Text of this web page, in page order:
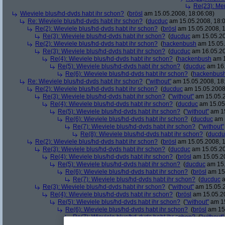
Re(23):
Wieviele blus/hd-dvds habt ihr schon? (brösl am 15.05.2008, 18:06:08)
Re: Wieviele blus/hd-dvds habt ihr schon? (ducduc am 15.05.2008,
Re(2): Wieviele blus/hd-dvds habt ihr schon? (brösl am 15.05.2008,
Re(3): Wieviele blus/hd-dvds habt ihr schon? (ducduc am
Re(2): Wieviele blus/hd-dvds habt ihr schon? (hackenbush am
Re(3): Wieviele blus/hd-dvds habt ihr schon? (ducduc am
Re(4): Wieviele blus/hd-dvds habt ihr schon? (hackenbush am
Re(5): Wieviele blus/hd-dvds habt ihr schon? (ducduc am
Re(6): Wieviele blus/hd-dvds habt ihr schon? (
Re: Wieviele blus/hd-dvds habt ihr schon? ("without" am 15.05.2008,
Re(2): Wieviele blus/hd-dvds habt ihr schon? (ducduc am
Re(3): Wieviele blus/hd-dvds habt ihr schon? ("without" am
Re(4): Wieviele blus/hd-dvds habt ihr schon? (ducduc am
Re(5): Wieviele blus/hd-dvds habt ihr schon? ("without" am
Re(6): Wieviele blus/hd-dvds habt ihr schon? (ducduc am
Re(7): Wieviele blus/hd-dvds habt ihr schon? ("without"
Re(8): Wieviele blus/hd-dvds habt ihr schon? (
Re(2): Wieviele blus/hd-dvds habt ihr schon? (brösl am 15.05.2008,
Re(3): Wieviele blus/hd-dvds habt ihr schon? (ducduc am
Re(4): Wieviele blus/hd-dvds habt ihr schon? (brösl am
Re(5): Wieviele blus/hd-dvds habt ihr schon? (ducduc am
Re(6): Wieviele blus/hd-dvds habt ihr schon? (brösl am
Re(7): Wieviele blus/hd-dvds habt ihr schon? (ducduc
Re(3): Wieviele blus/hd-dvds habt ihr schon? ("without" am
Re(4): Wieviele blus/hd-dvds habt ihr schon? (brösl am
Re(5): Wieviele blus/hd-dvds habt ihr schon? ("without" am
Re(6): Wieviele blus/hd-dvds habt ihr schon? (brösl am
Re(7): Wieviele blus/hd-dvds habt ihr schon?("without"